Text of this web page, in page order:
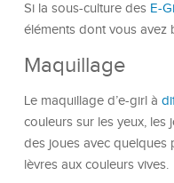
Si la sous-culture des E-
éléments dont vous avez
Maquillage
Le maquillage d’e-girl à
couleurs sur les yeux, les
des joues avec quelques
lèvres aux couleurs vives.